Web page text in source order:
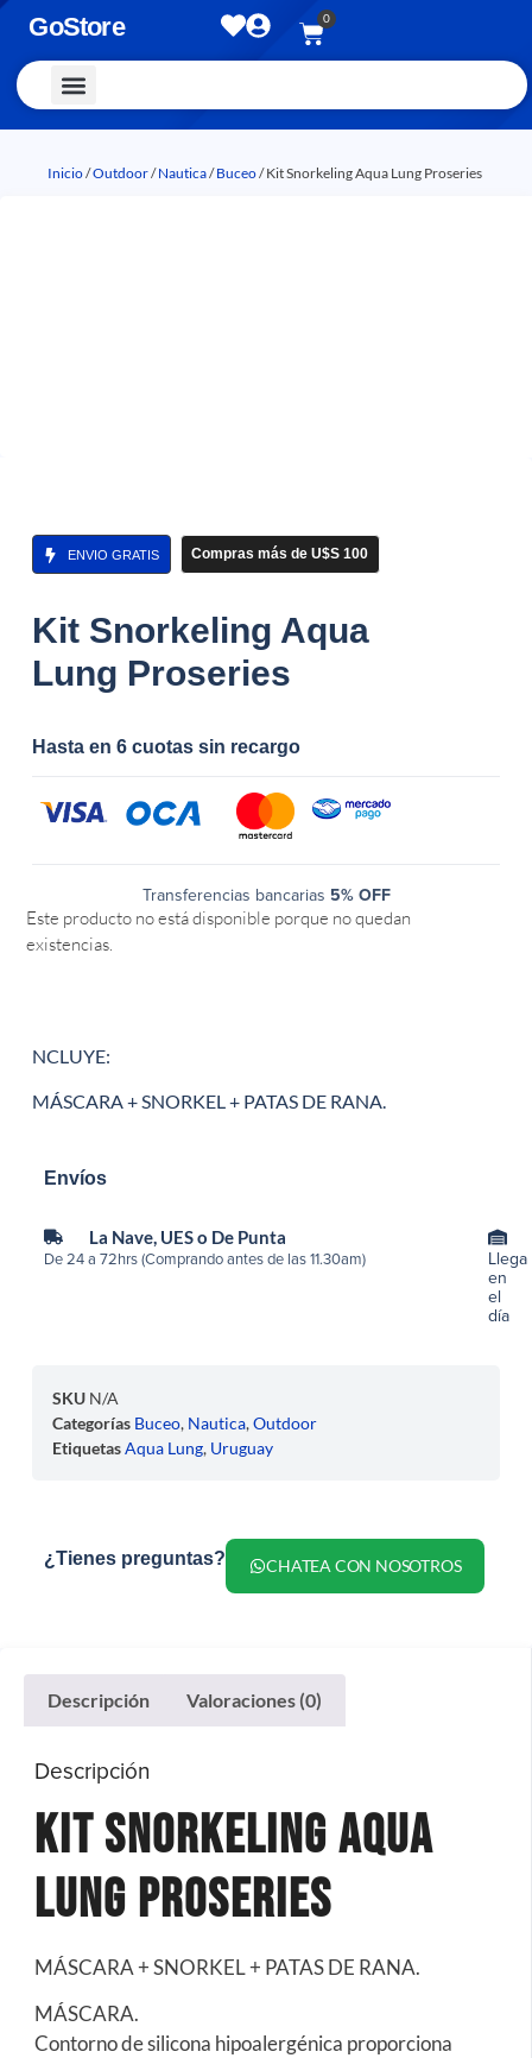
GoStore 0
Inicio/Outdoor/Nautica/Buceo/ Kit Snorkeling Aqua Lung Proseries
ENVIO GRATIS Compras más de U$S 100
Kit Snorkeling Aqua
Lung Proseries
Hasta en 6 cuotas sin recargo
Transferencias bancarias 5% OFF
Este producto no está disponible porque no quedan
existencias.
NCLUYE:
MÁSCARA + SNORKEL + PATAS DE RANA.
Envíos
La Nave, UES o De Punta
De 24 a 72hrs (Comprando antes de las 11.30am)
Llega
en
el
día
SKU N/A
Categorías Buceo, Nautica,Outdoor
EtiquetasAqua Lung, Uruguay
¿Tienes preguntas? CHATEA CON NOSOTROS
Descripción Valoraciones (0)
Descripción
Kit Snorkeling Aqua
Lung Proseries
MÁSCARA + SNORKEL + PATAS DE RANA.
MÁSCARA.
Contorno de silicona hipoalergénica proporciona